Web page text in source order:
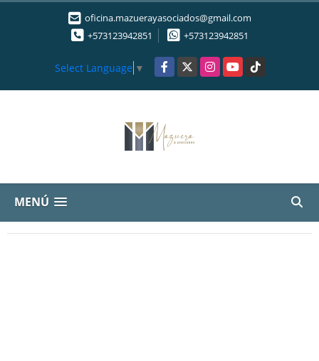
oficina.mazuerayasociados@gmail.com
+573123942851
+573123942851
Select Language ▼ Facebook
X InstagramYouTubeTikTok
MENÚ